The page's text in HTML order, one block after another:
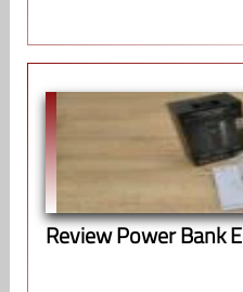
Review Power Bank